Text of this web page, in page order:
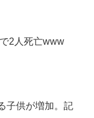
2人死亡www
子供が増加。記